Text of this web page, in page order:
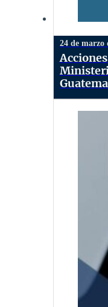
24 de marzo